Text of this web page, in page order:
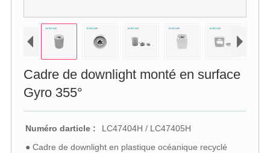
Cadre de downlight monté en surface
Gyro 355°
Numéro darticle :
LC47404H / LC47405H
● Cadre de downlight en plastique océanique recyclé